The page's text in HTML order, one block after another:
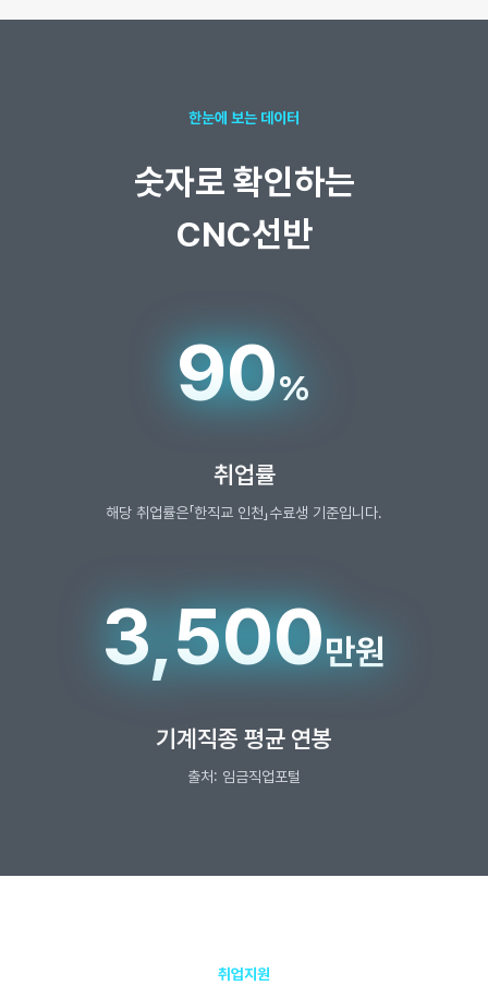
한눈에 보는 데이터
숫자로 확인하는
CNC선반
90%
취업률
해당 취업률은「한직교 인천」수료생 기준입니다.
3,500만원
기계직종 평균 연봉
출처: 임금직업포털
취업지원